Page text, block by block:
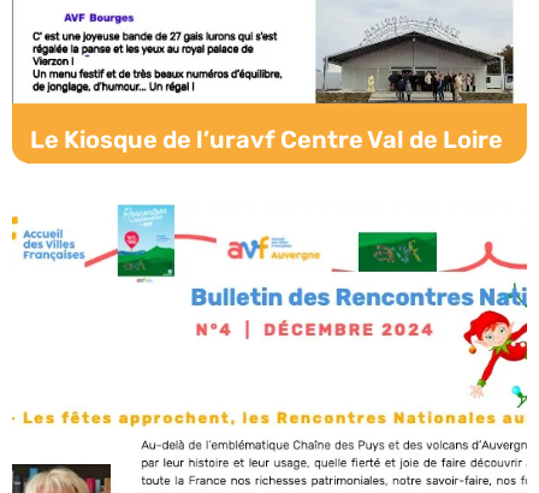
Le Kiosque de l’uravf Centre Val de Loire